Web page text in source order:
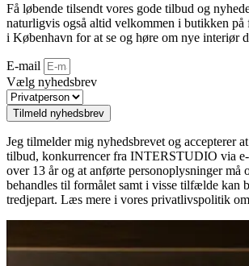
Få løbende tilsendt vores gode tilbud og
naturligvis også altid velkommen i butikken
i København for at se og høre om nye interiør
E-mail
Vælg nyhedsbrev
Tilmeld nyhedsbrev
Jeg tilmelder mig nyhedsbrevet og accepterer
tilbud, konkurrencer fra INTERSTUDIO via e-
over 13 år og at anførte personoplysninger må
behandles til formålet samt i visse tilfælde kan
tredjepart. Læs mere i vores privatlivspolitik